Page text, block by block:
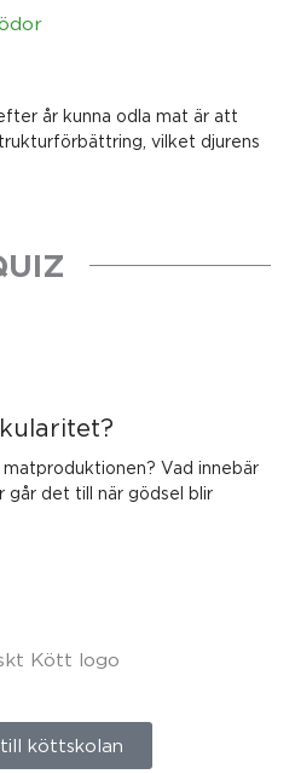
år kunna odla mat är att
vilket djurens
matproduktionen? Vad innebär
går det till när gödsel blir
köttskolan